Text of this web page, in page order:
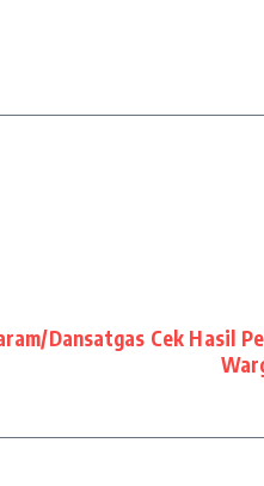
Dansatgas Cek Hasil